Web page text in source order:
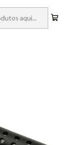
Sensores c/ Fios